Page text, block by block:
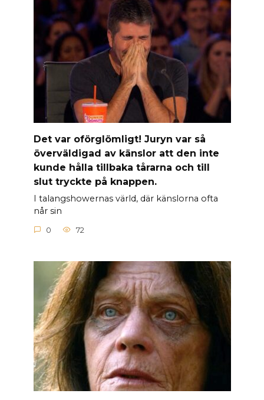
Det var oförglömligt! Juryn var så
överväldigad av känslor att den inte
kunde hålla tillbaka tårarna och till
slut tryckte på knappen.
I talangshowernas värld, där känslorna ofta
når sin
0 72